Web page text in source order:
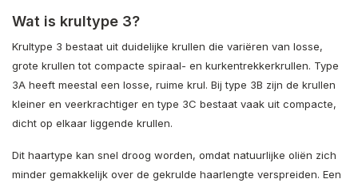
Wat is krultype 3?
Krultype 3 bestaat uit duidelijke krullen die variëren van losse,
grote krullen tot compacte spiraal- en kurkentrekkerkrullen. Type
3A heeft meestal een losse, ruime krul. Bij type 3B zijn de krullen
kleiner en veerkrachtiger en type 3C bestaat vaak uit compacte,
dicht op elkaar liggende krullen.
Dit haartype kan snel droog worden, omdat natuurlijke oliën zich
minder gemakkelijk over de gekrulde haarlengte verspreiden. Een